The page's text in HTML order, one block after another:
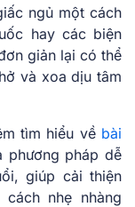
ngủ một cách
hay các biện
giản lại có thể
và xoa dịu tâm
tìm hiểu về bài
phương pháp dễ
giúp cải thiện
nhẹ nhàng